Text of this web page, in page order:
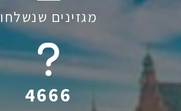
מגזינים שנשלחו
6045